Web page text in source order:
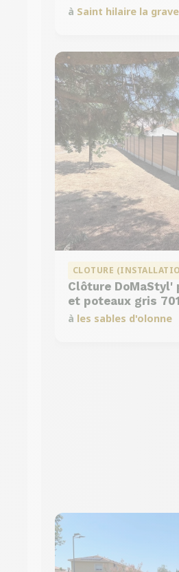
à Saint hilaire la
CLOTURE
Clôture
et poteaux gris
soubassement
à les sables d'olonne